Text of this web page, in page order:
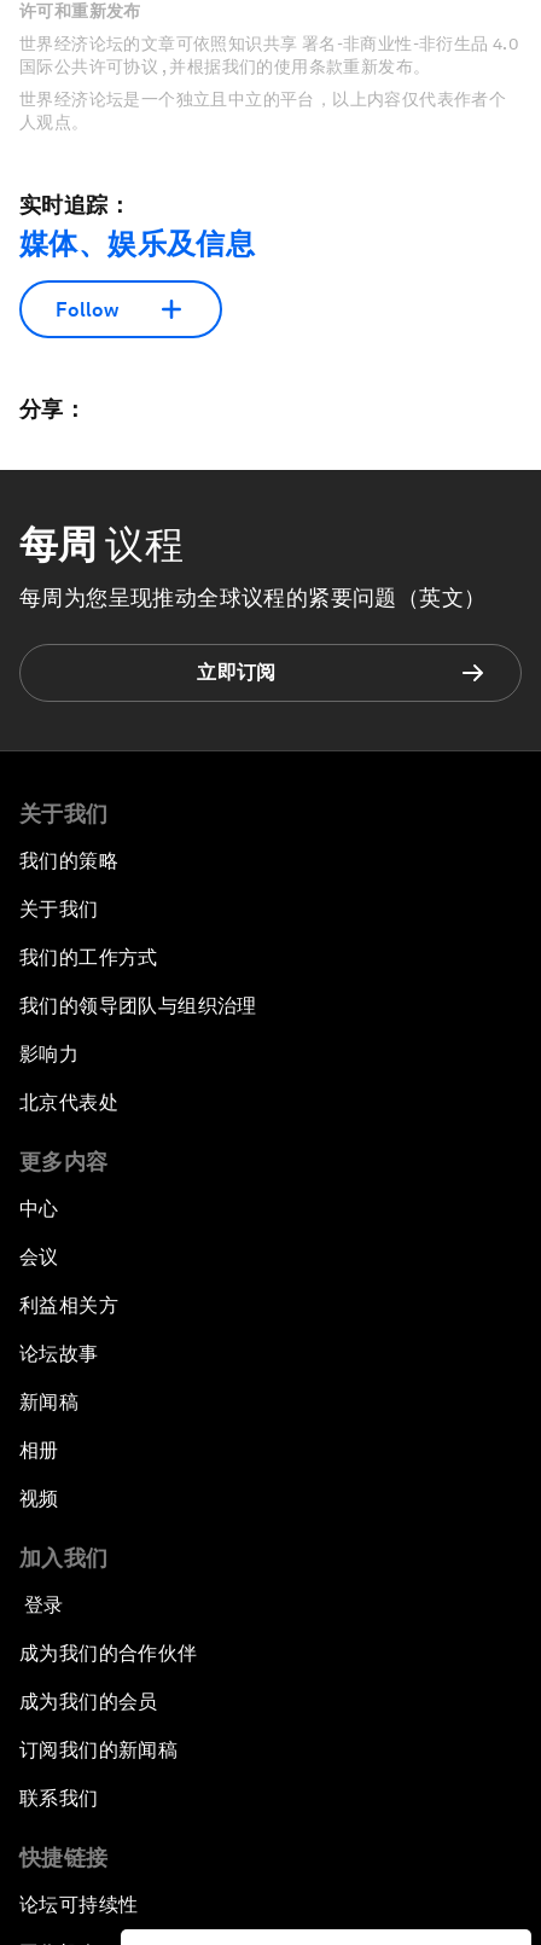
许可和重新发布
世界经济论坛的文章可依照知识共享 署名-非商业性-非衍生品 4.0
国际公共许可协议 , 并根据我们的使用条款重新发布。
世界经济论坛是一个独立且中立的平台，以上内容仅代表作者个
人观点。
实时追踪：
媒体、娱乐及信息
Follow
分享：
每周 议程
每周为您呈现推动全球议程的紧要问题（英文）
立即订阅
关于我们
我们的策略
关于我们
我们的工作方式
我们的领导团队与组织治理
影响力
北京代表处
更多内容
中心
会议
利益相关方
论坛故事
新闻稿
相册
视频
加入我们
登录
成为我们的合作伙伴
成为我们的会员
订阅我们的新闻稿
联系我们
快捷链接
论坛可持续性